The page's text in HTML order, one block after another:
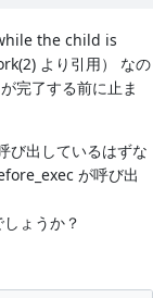
the child is
より引用） なの
完了する前に止ま
び出しているはずな
が呼び出
ょうか？